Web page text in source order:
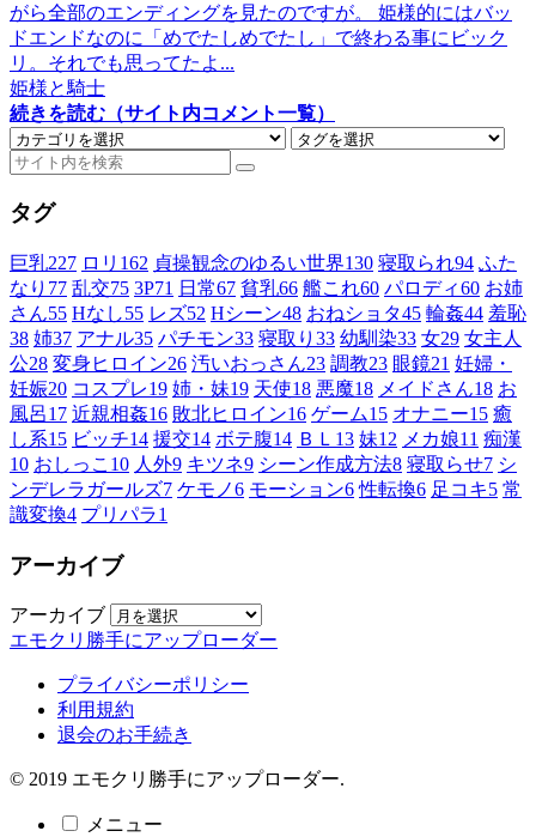
がら全部のエンディングを見たのですが。 姫様的にはバッ
ドエンドなのに「めでたしめでたし」で終わる事にビック
リ。それでも思ってたよ...
姫様と騎士
続きを読む（サイト内コメント一覧）
タグ
巨乳227 ロリ 162 貞操観念のゆるい世界130 寝取られ94 ふた
なり 77 乱交75 3P71 日常67 貧乳66 艦これ60 パロディ60 お姉
さん55 Hなし55 レズ52 Hシーン48 おねショタ45 輪姦44 羞恥
38 姉37 アナル35 パチモン33 寝取り 33 幼馴染33 女29 女主人
公28 変身ヒロイン26 汚いおっさん23 調教23 眼鏡21 妊婦・
妊娠20 コスプレ19 姉・妹19 天使18 悪魔18 メイドさん18 お
風呂17 近親相姦16 敗北ヒロイン16 ゲーム15 オナニー15 癒
し系15 ビッチ14 援交14 ボテ腹14 ＢＬ 13 妹12 メカ娘11 痴漢
10 おしっこ 10 人外9 キツネ9 シーン作成方法8 寝取らせ7 シ
ンデレラガールズ7 ケモノ6 モーション6 性転換6 足コキ5 常
識変換4 プリパラ1
アーカイブ
アーカイブ
エモクリ勝手にアップローダー
プライバシーポリシー
利用規約
退会のお手続き
© 2019 エモクリ勝手にアップローダー.
メニュー